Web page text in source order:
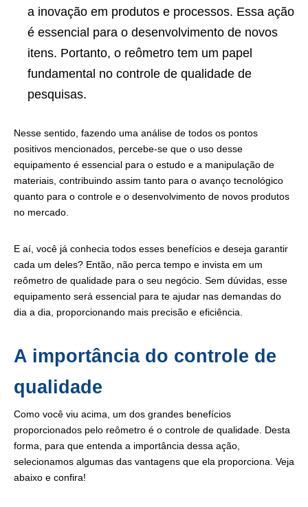
a inovação em produtos e processos. Essa ação
é essencial para o desenvolvimento de novos
itens. Portanto, o reômetro tem um papel
fundamental no controle de qualidade de
pesquisas.
Nesse sentido, fazendo uma análise de todos os pontos
positivos mencionados, percebe-se que o uso desse
equipamento é essencial para o estudo e a manipulação de
materiais, contribuindo assim tanto para o avanço tecnológico
quanto para o controle e o desenvolvimento de novos produtos
no mercado.
E aí, você já conhecia todos esses benefícios e deseja garantir
cada um deles? Então, não perca tempo e invista em um
reômetro de qualidade para o seu negócio. Sem dúvidas, esse
equipamento será essencial para te ajudar nas demandas do
dia a dia, proporcionando mais precisão e eficiência.
A importância do controle de
qualidade
Como você viu acima, um dos grandes benefícios
proporcionados pelo reômetro é o controle de qualidade. Desta
forma, para que entenda a importância dessa ação,
selecionamos algumas das vantagens que ela proporciona. Veja
abaixo e confira!